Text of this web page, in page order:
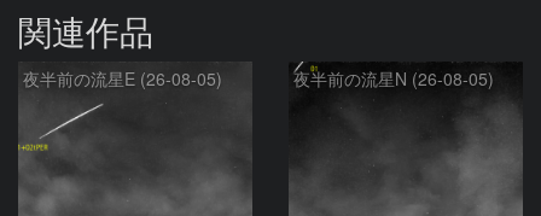
関連作品
夜半前の流星E (26-08-05) 夜半前の流星N (26-08-05)